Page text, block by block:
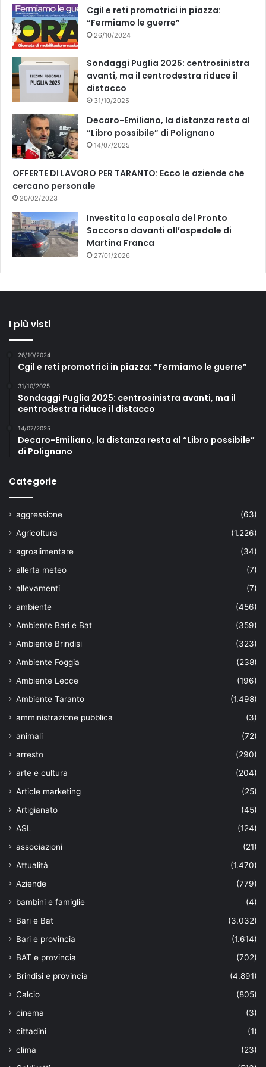
k
Cgil e reti promotrici in piazza:
“Fermiamo le guerre”
26/10/2024
Sondaggi Puglia 2025: centrosinistra
avanti, ma il centrodestra riduce il
distacco
31/10/2025
Decaro-Emiliano, la distanza resta al
“Libro possibile” di Polignano
14/07/2025
OFFERTE DI LAVORO PER TARANTO: Ecco le aziende che
cercano personale
20/02/2023
Investita la caposala del Pronto
Soccorso davanti all’ospedale di
Martina Franca
27/01/2026
I più visti
26/10/2024
Cgil e reti promotrici in piazza: “Fermiamo le guerre”
31/10/2025
Sondaggi Puglia 2025: centrosinistra avanti, ma il
centrodestra riduce il distacco
14/07/2025
Decaro-Emiliano, la distanza resta al “Libro possibile”
di Polignano
Categorie
aggressione
(63)
Agricoltura
(1.226)
agroalimentare
(34)
allerta meteo
(7)
allevamenti
(7)
ambiente
(456)
Ambiente Bari e Bat
(359)
Ambiente Brindisi
(323)
Ambiente Foggia
(238)
Ambiente Lecce
(196)
Ambiente Taranto
(1.498)
amministrazione pubblica
(3)
animali
(72)
arresto
(290)
arte e cultura
(204)
Article marketing
(25)
Artigianato
(45)
ASL
(124)
associazioni
(21)
Attualità
(1.470)
Aziende
(779)
bambini e famiglie
(4)
Bari e Bat
(3.032)
Bari e provincia
(1.614)
BAT e provincia
(702)
Brindisi e provincia
(4.891)
Calcio
(805)
cinema
(3)
cittadini
(1)
clima
(23)